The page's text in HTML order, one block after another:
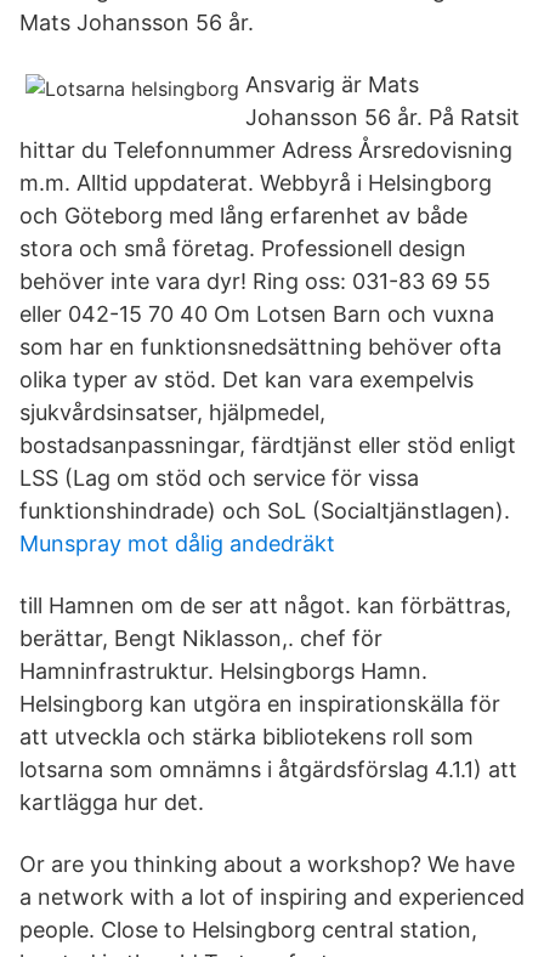
Mats Johansson 56 år.
Ansvarig är Mats
Johansson 56 år. På Ratsit
hittar du Telefonnummer Adress Årsredovisning
m.m. Alltid uppdaterat. Webbyrå i Helsingborg
och Göteborg med lång erfarenhet av både
stora och små företag. Professionell design
behöver inte vara dyr! Ring oss: 031-83 69 55
eller 042-15 70 40 Om Lotsen Barn och vuxna
som har en funktionsnedsättning behöver ofta
olika typer av stöd. Det kan vara exempelvis
sjukvårdsinsatser, hjälpmedel,
bostadsanpassningar, färdtjänst eller stöd enligt
LSS (Lag om stöd och service för vissa
funktionshindrade) och SoL (Socialtjänstlagen).
Munspray mot dålig andedräkt
till Hamnen om de ser att något. kan förbättras,
berättar, Bengt Niklasson,. chef för
Hamninfrastruktur. Helsingborgs Hamn.
Helsingborg kan utgöra en inspirationskälla för
att utveckla och stärka bibliotekens roll som
lotsarna som omnämns i åtgärdsförslag 4.1.1) att
kartlägga hur det.
Or are you thinking about a workshop? We have
a network with a lot of inspiring and experienced
people. Close to Helsingborg central station,